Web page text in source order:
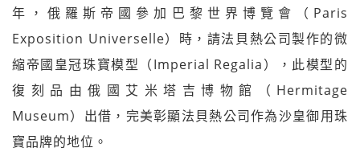
年，俄羅斯帝國參加巴黎世界博覽會（Paris
Exposition Universelle）時，請法貝熱公司製作的微
縮帝國皇冠珠寶模型（Imperial Regalia），此模型的
復刻品由俄國艾米塔吉博物館（Hermitage
Museum）出借，完美彰顯法貝熱公司作為沙皇御用珠
寶品牌的地位。